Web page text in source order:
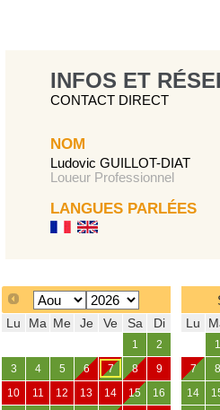
INFOS ET
CONTACT DIRECT
NOM
Ludovic GUILLOT-DIAT
Loueur Professionnel
LANGUES PARLÉES
Lu Ma Me Je Ve Sa Di
1 2
3 4 5 6 7 8 9
10 11 12 13 14 15 16
Lu
1
7 8
14